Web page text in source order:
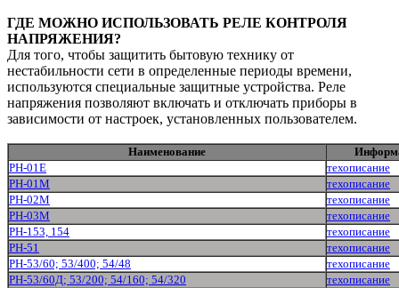
ГДЕ МОЖНО ИСПОЛЬЗОВАТЬ РЕЛЕ КОНТРОЛЯ
НАПРЯЖЕНИЯ?
Для того, чтобы защитить бытовую технику от
нестабильности сети в определенные периоды времени,
используются специальные защитные устройства. Реле
напряжения позволяют включать и отключать приборы в
зависимости от настроек, установленных пользователем.
Наименование
РН-01Е
техописание
РН-01М
техописание
РН-02М
техописание
РН-03М
техописание
РН-153, 154
техописание
РН-51
техописание
РН-53/60; 53/400; 54/48
техописание
РН-53/60Д; 53/200; 54/160; 54/320
техописание